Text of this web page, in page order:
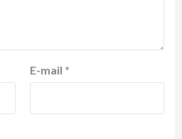
E-mail *